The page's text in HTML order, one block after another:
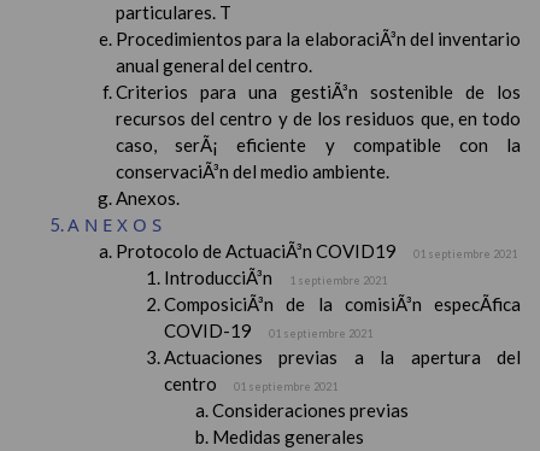
particulares. T
Procedimientos para la elaboraciÃ³n del inventario
anual general del centro.
Criterios para una gestiÃ³n sostenible de los
recursos del centro y de los residuos que, en todo
caso, serÃ¡ eficiente y compatible con la
conservaciÃ³n del medio ambiente.
Anexos.
ANEXOS
Protocolo de ActuaciÃ³n COVID19 01 septiembre 2021
IntroducciÃ³n 1 septiembre 2021
ComposiciÃ³n de la comisiÃ³n especÃ­fica
COVID-19
01 septiembre 2021
Actuaciones previas a la apertura del
centro
01 septiembre 2021
Consideraciones previas
Medidas generales